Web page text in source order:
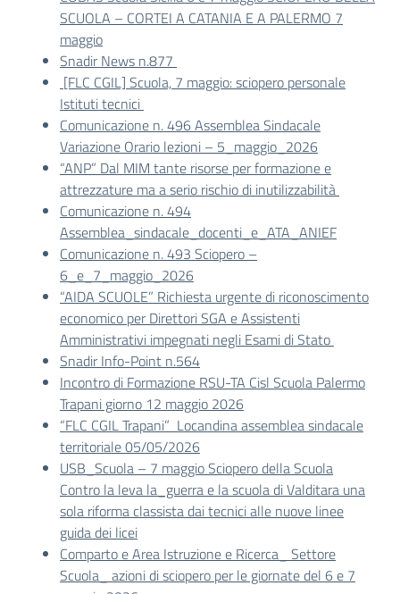
SCUOLA – CORTEI A CATANIA E A PALERMO 7
maggio
Snadir News n.877
[FLC CGIL] Scuola, 7 maggio: sciopero personale
Istituti tecnici
Comunicazione n. 496 Assemblea Sindacale
Variazione Orario lezioni – 5_maggio_2026
“ANP” Dal MIM tante risorse per formazione e
attrezzature ma a serio rischio di inutilizzabilità
Comunicazione n. 494
Assemblea_sindacale_docenti_e_ATA_ANIEF
Comunicazione n. 493 Sciopero –
6_e_7_maggio_2026
“AIDA SCUOLE” Richiesta urgente di riconoscimento
economico per Direttori SGA e Assistenti
Amministrativi impegnati negli Esami di Stato
Snadir Info-Point n.564
Incontro di Formazione RSU-TA Cisl Scuola Palermo
Trapani giorno 12 maggio 2026
“FLC CGIL Trapani” Locandina assemblea sindacale
territoriale 05/05/2026
USB_Scuola – 7 maggio Sciopero della Scuola
Contro la leva la_guerra e la scuola di Valditara una
sola riforma classista dai tecnici alle nuove linee
guida dei licei
Comparto e Area Istruzione e Ricerca_ Settore
Scuola_ azioni di sciopero per le giornate del 6 e 7